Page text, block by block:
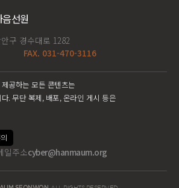
선원
구 경수대로 1282
FAX. 031-470-3116
공하는 모든 콘텐츠는
. 무단 복제, 배포, 온라인 게시 등은
일주소cyber@hanmaum.org